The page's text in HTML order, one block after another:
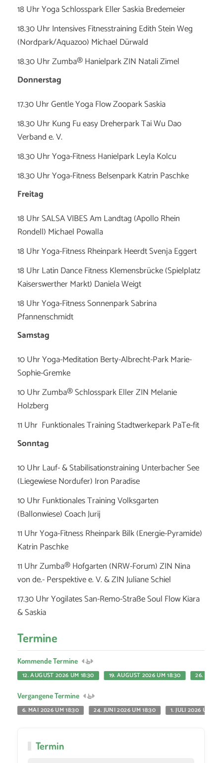
18 Uhr Yoga Schlosspark Eller Saskia Bredemeier
18.30 Uhr Intensives Fitnesstraining Edith Stein Weg
(Nordpark/Aquazoo) Michael Dürwald
18.30 Uhr Zumba® Hanielpark ZIN Natali Zimel
Donnerstag
17.30 Uhr Gentle Yoga Flow Zoopark Saskia
18.30 Uhr Kung Fu easy Dreherpark Tai Wu Dao
Verband e. V.
18.30 Uhr Yoga-Fitness Hanielpark Leyla Kolcu
18.30 Uhr Yoga-Fitness Belsenpark Katrin Paschke
Freitag
18 Uhr SALSA VIBES Am Landtag (Apollo Rhein
Rondell) Michael Powalla
18 Uhr Yoga-Fitness Rheinpark Heerdt Svenja Eggert
18 Uhr Latin Dance Fitness Klemensbrücke (Spielplatz
Kaiserswerther Markt) Daniela Weigt
18 Uhr Yoga-Fitness Sonnenpark Sabrina
Pfannenschmidt
Samstag
10 Uhr Yoga-Meditation Berty-Albrecht-Park Marie-
Sophie-Gremke
10 Uhr Zumba® Schlosspark Eller ZIN Melanie
Holzberg
11 Uhr Funktionales Training Stadtwerkepark PaTe-fit
Sonntag
10 Uhr Lauf- & Stabilisationstraining Unterbacher See
(Liegewiese Nordufer) Iron Paradise
10 Uhr Funktionales Training Volksgarten
(Ballonwiese) Coach Jurij
11 Uhr Yoga-Fitness Rheinpark Bilk (Energie-Pyramide)
Katrin Paschke
11 Uhr Zumba® Hofgarten (NRW-Forum) ZIN Nina
von de.- Perspektive e. V. & ZIN Juliane Schiel
17.30 Uhr Yogilates San-Remo-Straße Soul Flow Kiara
& Saskia
Termine
Kommende Termine
12. AUGUST 2026 UM 18:30
19. AUGUST 2026 UM 18:30 26.
Vergangene Termine
6. MAI 2026 UM 18:30
24. JUNI 2026 UM 18:30 1. JULI 2026 UM
Termin